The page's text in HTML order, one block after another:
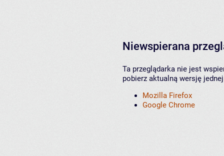
Niewspierana
Ta przeglądarka nie jest
pobierz aktualną wersję
Mozilla Firefox
Google Chrome